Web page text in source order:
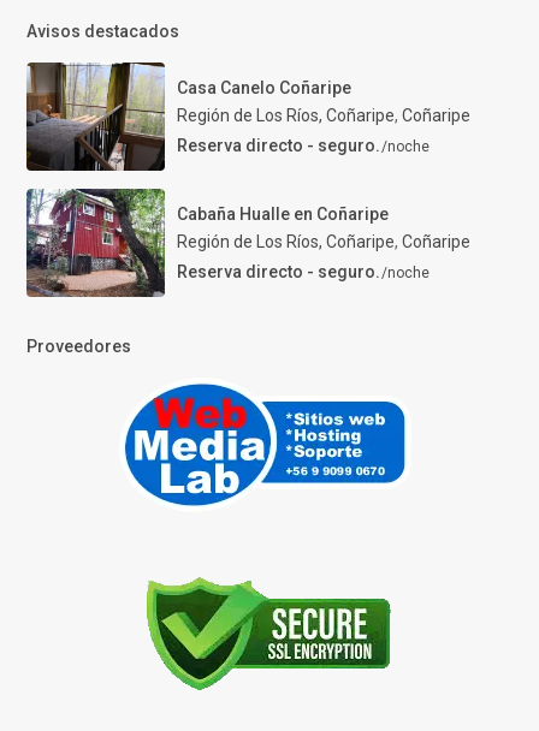
Avisos destacados
Casa Canelo Coñaripe
Región de Los Ríos, Coñaripe, Coñaripe
Reserva directo - seguro./noche
Cabaña Hualle en Coñaripe
Región de Los Ríos, Coñaripe, Coñaripe
Reserva directo - seguro./noche
Proveedores